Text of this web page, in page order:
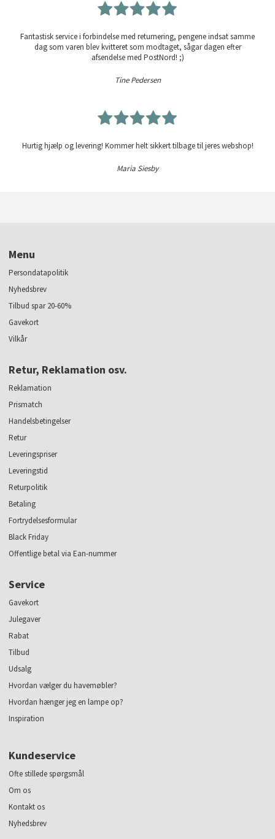
Fantastisk service i forbindelse med returnering, pengene indsat samme
dag som varen blev kvitteret som modtaget, sågar dagen efter
afsendelse med PostNord! ;)
Tine Pedersen
Hurtig hjælp og levering! Kommer helt sikkert tilbage til jeres webshop!
Maria Siesby
Menu
Persondatapolitik
Nyhedsbrev
Tilbud spar 20-60%
Gavekort
Vilkår
Retur, Reklamation osv.
Reklamation
Prismatch
Handelsbetingelser
Retur
Leveringspriser
Leveringstid
Returpolitik
Betaling
Fortrydelsesformular
Black Friday
Offentlige betal via Ean-nummer
Service
Gavekort
Julegaver
Rabat
Tilbud
Udsalg
Hvordan vælger du havemøbler?
Hvordan hænger jeg en lampe op?
Inspiration
Kundeservice
Ofte stillede spørgsmål
Om os
Kontakt os
Nyhedsbrev